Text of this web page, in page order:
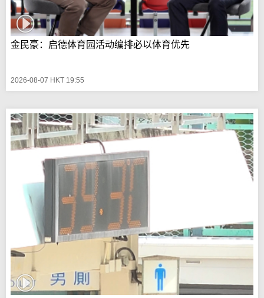
金民豪：启德体育园活动编排必以体育优先
2026-08-07 HKT 19:55